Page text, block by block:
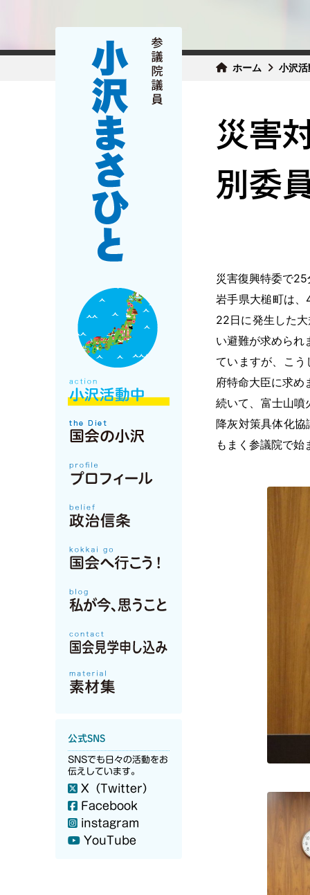
ホーム 小沢
公式SNS
SNSでも日々の活動をお
伝えしています。
X（Twitter）
Facebook
instagram
YouTube
災害
別委
災害復興特委で
岩手県大槌町は
22日に発生した
い避難が求められ
ていますが、こ
府特命大臣に求め
続いて、富士山噴
降灰対策具体化
もまく参議院で